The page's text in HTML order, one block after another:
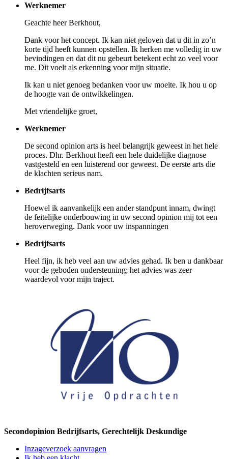
Werknemer
Geachte heer Berkhout,
Dank voor het concept. Ik kan niet geloven dat u dit in zo’n
korte tijd heeft kunnen opstellen. Ik herken me volledig in uw
bevindingen en dat dit nu gebeurt betekent echt zo veel voor
me. Dit voelt als erkenning voor mijn situatie.
Ik kan u niet genoeg bedanken voor uw moeite. Ik hou u op
de hoogte van de ontwikkelingen.
Met vriendelijke groet,
Werknemer
De second opinion arts is heel belangrijk geweest in het hele
proces. Dhr. Berkhout heeft een hele duidelijke diagnose
vastgesteld en een luisterend oor geweest. De eerste arts die
de klachten serieus nam.
Bedrijfsarts
Hoewel ik aanvankelijk een ander standpunt innam, dwingt
de feitelijke onderbouwing in uw second opinion mij tot een
heroverweging. Dank voor uw inspanningen
Bedrijfsarts
Heel fijn, ik heb veel aan uw advies gehad. Ik ben u dankbaar
voor de geboden ondersteuning; het advies was zeer
waardevol voor mijn traject.
Secondopinion Bedrijfsarts, Gerechtelijk Deskundige
Inzageverzoek aanvragen